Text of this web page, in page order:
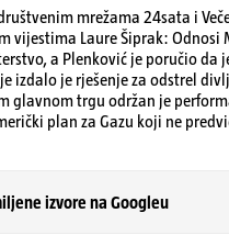
mrežama 24sata i
Laure Šiprak: Odnosi
a Plenković je poručio da
izdalo je rješenje za odstrel
glavnom trgu održan je
plan za Gazu koji ne
izvore na Googleu